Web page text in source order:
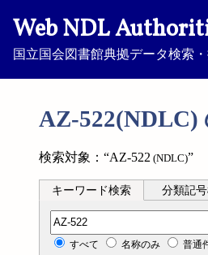
Web NDL
国立国会図書館典拠データ検索
AZ-522(NDLC)
検索対象：“AZ-522 (NDLC)”
キーワード検索 分類記
分類記号検索
すべて 名称のみ 普通